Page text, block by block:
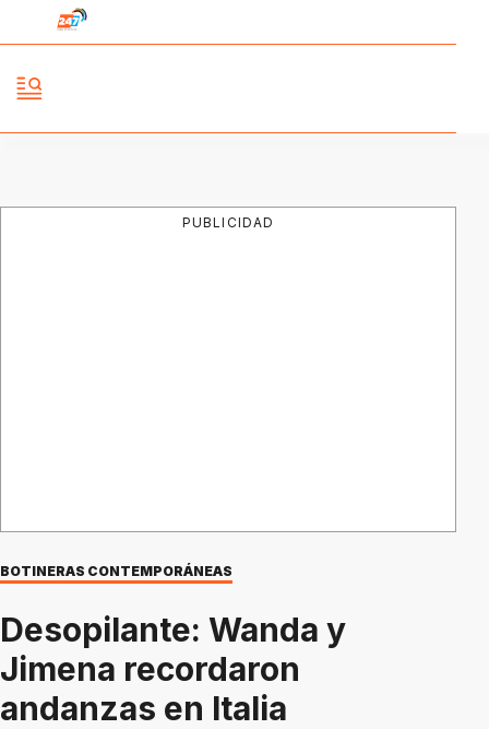
PUBLICIDAD
BOTINERAS CONTEMPORÁNEAS
Desopilante: Wanda y
Jimena recordaron
andanzas en Italia